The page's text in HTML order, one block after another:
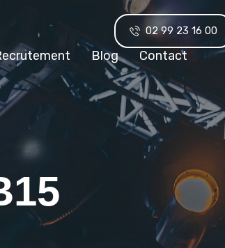
Blog Contact
02 99 23 16 00